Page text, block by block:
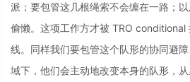
派；要包管这几根绳索不会缠在一路；
偷懒。这项工作方才被 TRO conditional
线。同样我们要包管这个队形的协同避
域下，他们会主动地改变本身的队形，